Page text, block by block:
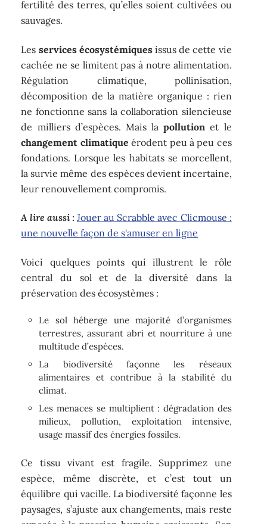
fertilité des terres, qu’elles soient cultivées ou
sauvages.
Les services écosystémiquesissus de cette vie
cachée ne se limitent pas à notre alimentation.
Régulation climatique, pollinisation,
décomposition de la matière organique : rien
ne fonctionne sans la collaboration silencieuse
de milliers d’espèces. Mais lapollution et le
changement climatique érodent peu à peu ces
fondations. Lorsque les habitats se morcellent,
la survie même des espèces devient incertaine,
leur renouvellement compromis.
A lire aussi : Jouer au Scrabble avec Clicmouse :
une nouvelle façon de s'amuser en ligne
Voici quelques points qui illustrent le rôle
central du sol et de la diversité dans la
préservation des écosystèmes :
Le sol héberge une majorité d’organismes
terrestres, assurant abri et nourriture à une
multitude d’espèces.
La biodiversité façonne les réseaux
alimentaires et contribue à la stabilité du
climat.
Les menaces se multiplient : dégradation des
milieux, pollution, exploitation intensive,
usage massif des énergies fossiles.
Ce tissu vivant est fragile. Supprimez une
espèce, même discrète, et c’est tout un
équilibre qui vacille. La biodiversité façonne les
paysages, s’ajuste aux changements, mais reste